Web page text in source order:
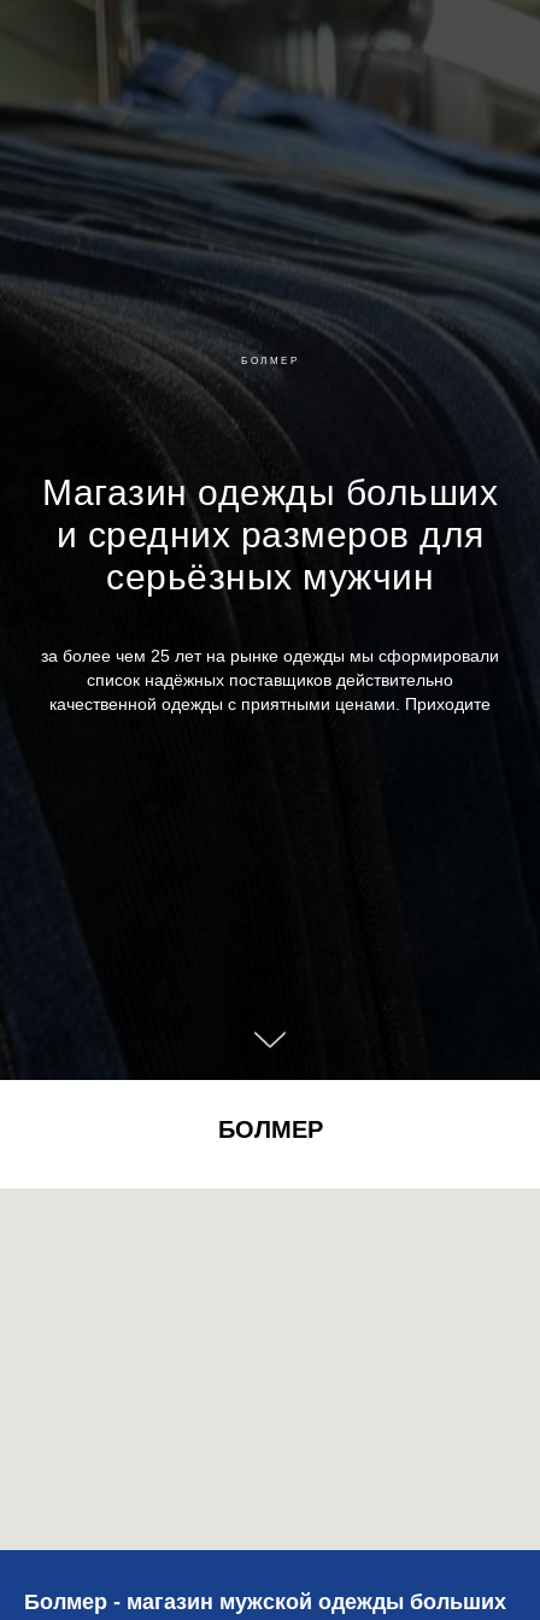
БОЛМЕР
Магазин одежды больших
и средних размеров для
серьёзных мужчин
за более чем 25 лет на рынке одежды мы сформировали
список надёжных поставщиков действительно
качественной одежды с приятными ценами. Приходите
БОЛМЕР
Болмер - магазин мужской одежды больших